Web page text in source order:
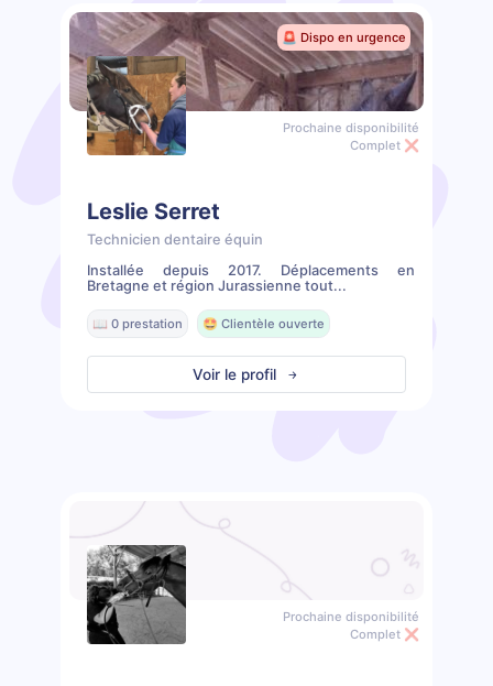
🚨 Dispo en urgence
Prochaine disponibilité
Complet ❌
Leslie Serret
Technicien dentaire équin
Installée depuis 2017. Déplacements en
Bretagne et région Jurassienne tout...
📖 0 prestation 🤩 Clientèle ouverte
Voir le profil
Prochaine disponibilité
Complet ❌